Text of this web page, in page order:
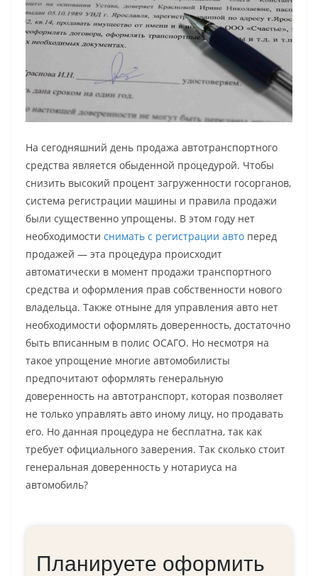
На сегодняшний день продажа автотранспортного
средства является обыденной процедурой. Чтобы
снизить высокий процент загруженности госорганов,
система регистрации машины и правила продажи
были существенно упрощены. В этом году нет
необходимости снимать с регистрации авто перед
продажей — эта процедура происходит
автоматически в момент продажи транспортного
средства и оформления прав собственности нового
владельца. Также отныне для управления авто нет
необходимости оформлять доверенность, достаточно
быть вписанным в полис ОСАГО. Но несмотря на
такое упрощение многие автомобилисты
предпочитают оформлять генеральную
доверенность на автотранспорт, которая позволяет
не только управлять авто иному лицу, но продавать
его. Но данная процедура не бесплатна, так как
требует официального заверения. Так сколько стоит
генеральная доверенность у нотариуса на
автомобиль?